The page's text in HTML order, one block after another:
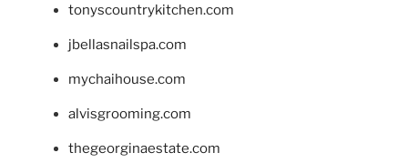
tonyscountrykitchen.com
jbellasnailspa.com
mychaihouse.com
alvisgrooming.com
thegeorginaestate.com